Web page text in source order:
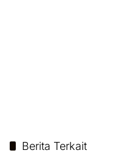
Berita Terkait